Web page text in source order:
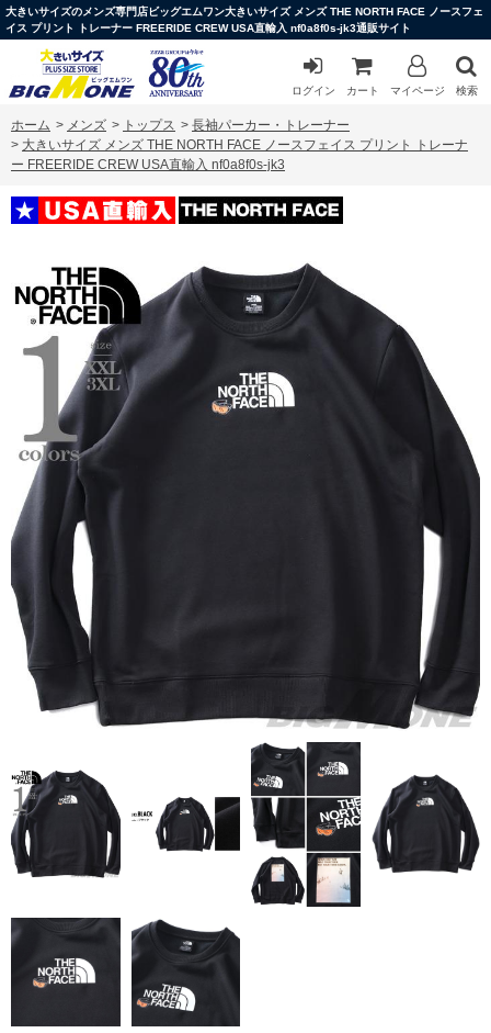
大きいサイズのメンズ専門店ビッグエムワン大きいサイズ メンズ THE NORTH FACE ノースフェ
イス プリント トレーナー FREERIDE CREW USA直輸入 nf0a8f0s-jk3通販サイト
ログイン カート マイページ 検索
ホーム > メンズ > トップス > 長袖パーカー・トレーナー
> 大きいサイズ メンズ THE NORTH FACE ノースフェイス プリント トレーナ
ー FREERIDE CREW USA直輸入 nf0a8f0s-jk3